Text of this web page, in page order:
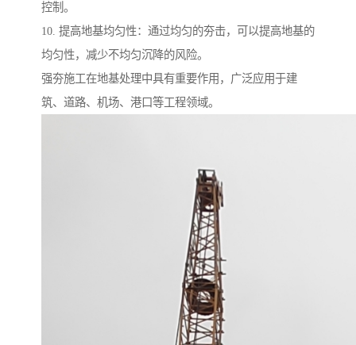
控制。
10. 提高地基均匀性：通过均匀的夯击，可以提高地基的
均匀性，减少不均匀沉降的风险。
强夯施工在地基处理中具有重要作用，广泛应用于建
筑、道路、机场、港口等工程领域。